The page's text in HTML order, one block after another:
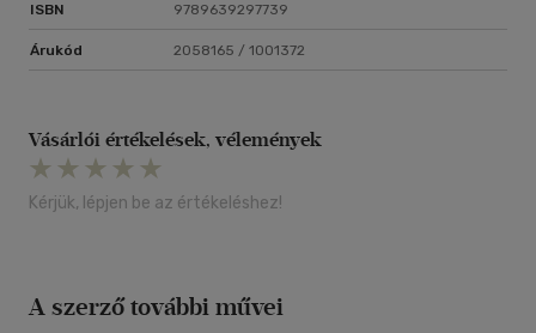
ISBN 9789639297739
Árukód 2058165 / 1001372
Vásárlói értékelések, vélemények
Kérjük, lépjen be az értékeléshez!
A szerző további művei